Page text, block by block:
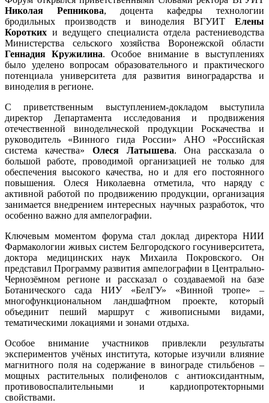
Николая Репникова, доцента кафедры технологии
бродильных производств и виноделия ВГУИТ Елены
Коротких и ведущего специалиста отдела растениеводства
Министерства сельского хозяйства Воронежской области
Геннадия Кружилина. Особое внимание в выступлениях
было уделено вопросам образовательного и практического
потенциала университета для развития виноградарства и
виноделия в регионе.
С приветственным выступлением-докладом выступила
директор Департамента исследования и продвижения
отечественной винодельческой продукции Роскачества и
руководитель «Винного гида России» АНО «Российская
система качества» Олеся Латышева. Она рассказала о
большой работе, проводимой организацией не только для
обеспечения высокого качества, но и для его постоянного
повышения. Олеся Николаевна отметила, что наряду с
активной работой по продвижению продукции, организация
занимается внедрением интересных научных разработок, что
особенно важно для ампелографии.
Ключевым моментом форума стал доклад директора НИИ
Фармакологии живых систем Белгородского госуниверситета,
доктора медицинских наук Михаила Покровского. Он
представил Программу развития ампелографии в Центрально-
Чернозёмном регионе и рассказал о создаваемой на базе
Ботанического сада НИУ «БелГУ» «Винной тропе» –
многофункциональном ландшафтном проекте, который
объединит пеший маршрут с живописными видами,
тематическими локациями и зонами отдыха.
Особое внимание участников привлекли результаты
экспериментов учёных института, которые изучили влияние
магнитного поля на содержание в винограде стильбенов –
мощных растительных полифенолов с антиоксидантным,
противовоспалительными и кардиопротекторными
свойствами.